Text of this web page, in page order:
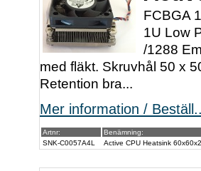
FCBGA
1U Low
/1288
med fläkt. Skruvhål 50 x
Retention bra...
Mer information /
Artnr:
Benämning:
SNK-C0057A4L
Active CPU Heatsink